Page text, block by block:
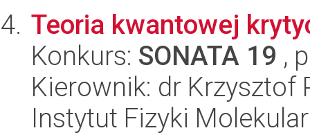
Teoria kwantowej
Konkurs: SONATA 19 ,
Kierownik: dr Krzysztof
Instytut Fizyki